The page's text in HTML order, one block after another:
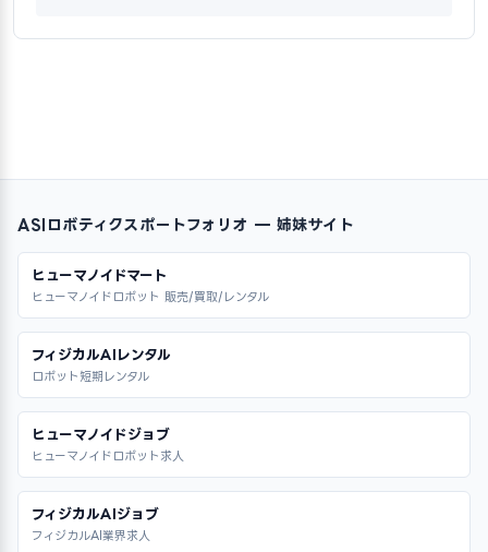
ASIロボティクスポートフォリオ — 姉妹サイト
ヒューマノイドマート
ヒューマノイドロボット 販売/買取/レンタル
フィジカルAIレンタル
ロボット短期レンタル
ヒューマノイドジョブ
ヒューマノイドロボット求人
フィジカルAIジョブ
フィジカルAI業界求人